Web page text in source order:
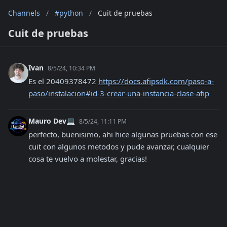
Channels / #python / Cuit de pruebas
Cuit de pruebas
Ivan 8/5/24, 10:34 PM
Es el 20409378472 https://docs.afipsdk.com/paso-a-
paso/instalacion#id-3-crear-una-instancia-clase-afip
Mauro Dev💻 8/5/24, 11:11 PM
perfecto, buenisimo, ahi hice algunas pruebas con ese
cuit con algunos metodos y pude avanzar, cualquier
cosa te vuelvo a molestar, gracias!